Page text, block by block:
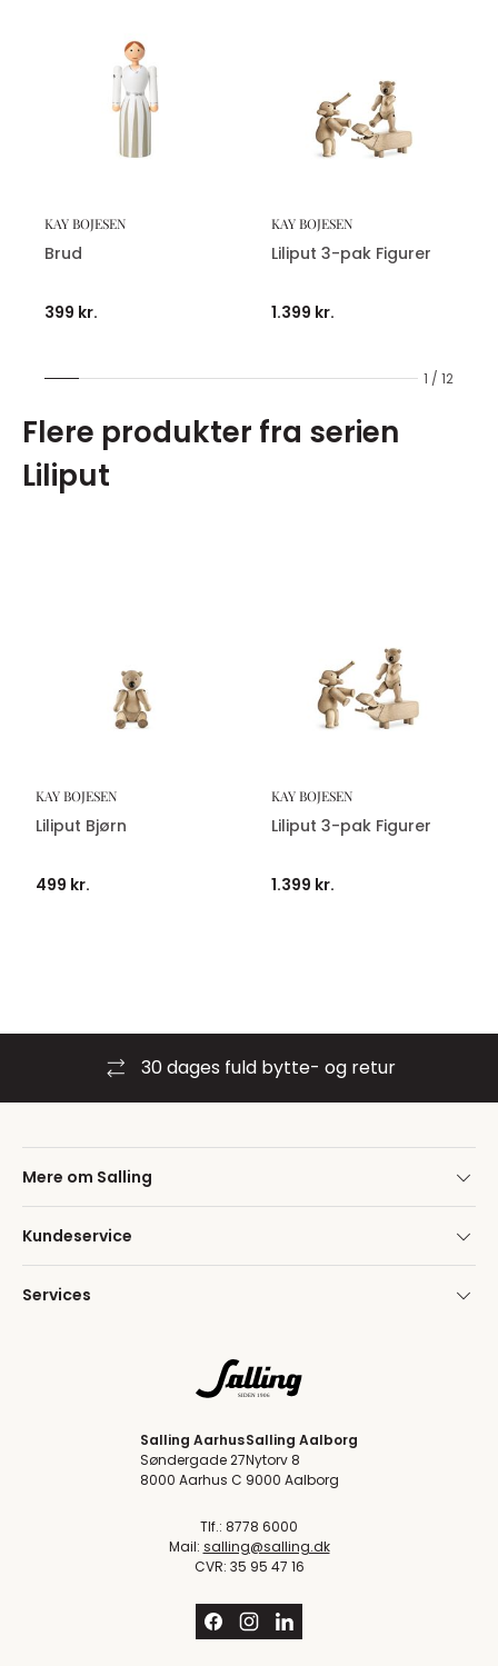
1 / 12
KAY BOJESEN
Brud
399 kr.
KAY BOJESEN
Liliput 3-pak Figurer
1.399 kr.
Flere produkter fra serien
Liliput
KAY BOJESEN
Liliput Bjørn
499 kr.
KAY BOJESEN
Liliput 3-pak Figurer
1.399 kr.
Byt i
Mere om Salling
Kundeservice
Services
Salling Aarhus
Søndergade 27
8000 Aarhus C
Salling Aalborg
Nytorv 8
9000 Aalborg
Tlf.: 8778 6000
Mail: salling@salling.dk
CVR: 35 95 47 16